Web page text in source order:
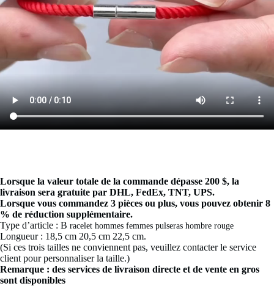
Lorsque la valeur totale de la commande dépasse 200 $, la
livraison sera gratuite par DHL, FedEx, TNT, UPS.
Lorsque vous commandez 3 pièces ou plus, vous pouvez obtenir 8
% de réduction supplémentaire.
Type d’article : B racelet hommes femmes pulseras hombre rouge
Longueur : 18,5 cm 20,5 cm 22,5 cm.
(Si ces trois tailles ne conviennent pas, veuillez contacter le service
client pour personnaliser la taille.)
Remarque : des services de livraison directe et de vente en gros
sont disponibles